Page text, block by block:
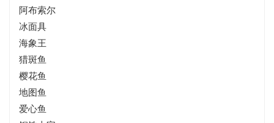
阿布索尔
冰面具
海象王
猎斑鱼
樱花鱼
地图鱼
爱心鱼